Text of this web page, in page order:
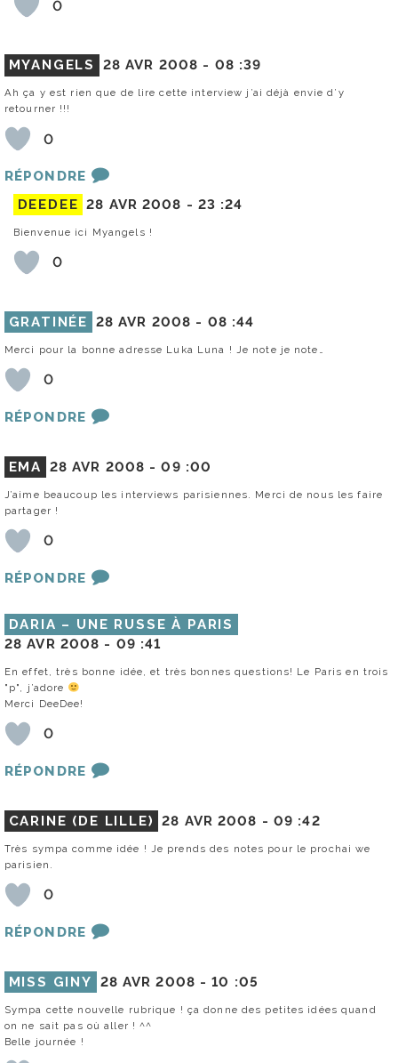
0
MYANGELS 28 AVR 2008 - 08 :39
Ah ça y est rien que de lire cette interview j’ai déjà envie d’y
retourner !!!
0
RÉPONDRE
DEEDEE 28 AVR 2008 - 23 :24
Bienvenue ici Myangels !
0
GRATINÉE 28 AVR 2008 - 08 :44
Merci pour la bonne adresse Luka Luna ! Je note je note…
0
RÉPONDRE
EMA 28 AVR 2008 -09 :00
J’aime beaucoup les interviews parisiennes. Merci de nous les faire
partager !
0
RÉPONDRE
DARIA – UNE RUSSE À PARIS
28 AVR 2008 - 09 :41
En effet, très bonne idée, et très bonnes questions! Le Paris en trois
"p", j’adore
Merci DeeDee!
0
RÉPONDRE
CARINE (DE LILLE) 28 AVR 2008 - 09 :42
Très sympa comme idée ! Je prends des notes pour le prochai we
parisien.
0
RÉPONDRE
MISS GINY 28 AVR 2008 -10 :05
Sympa cette nouvelle rubrique ! ça donne des petites idées quand
on ne sait pas où aller ! ^^
Belle journée !